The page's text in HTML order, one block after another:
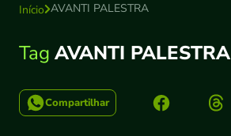
Início AVANTI PALESTRA
Tag AVANTI PALESTRA
Compartilhar